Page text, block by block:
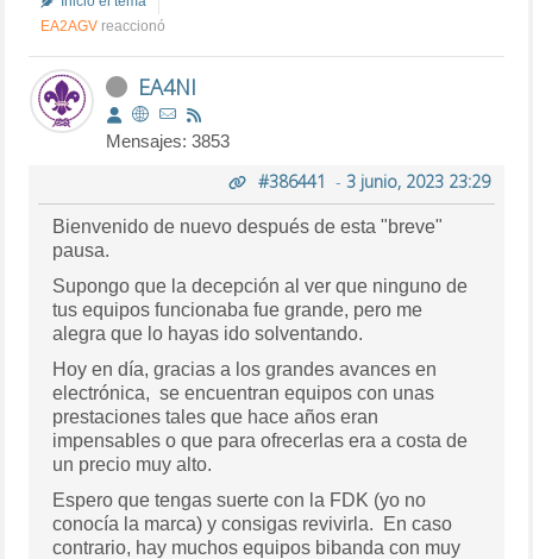
EA2AGV reaccionó
EA4NI
Mensajes: 3853
#386441 - 3 junio, 2023 23:29
Bienvenido de nuevo después de esta "breve"
pausa.
Supongo que la decepción al ver que ninguno de
tus equipos funcionaba fue grande, pero me
alegra que lo hayas ido solventando.
Hoy en día, gracias a los grandes avances en
electrónica, se encuentran equipos con unas
prestaciones tales que hace años eran
impensables o que para ofrecerlas era a costa de
un precio muy alto.
Espero que tengas suerte con la FDK (yo no
conocía la marca) y consigas revivirla. En caso
contrario, hay muchos equipos bibanda con muy